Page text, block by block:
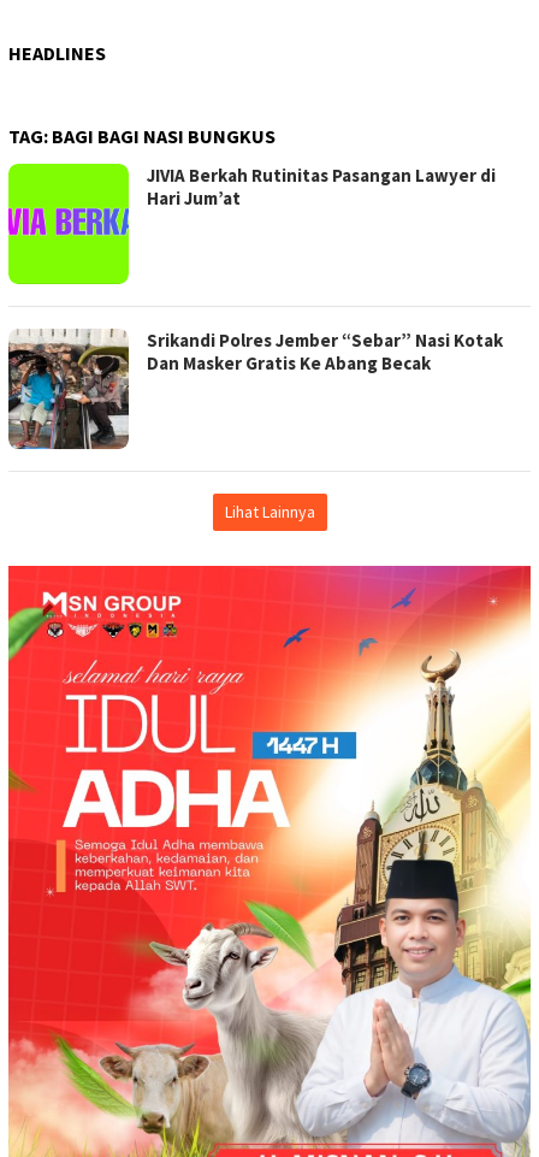
HEADLINES
TAG: BAGI BAGI NASI BUNGKUS
JIVIA Berkah Rutinitas Pasangan Lawyer di
Hari Jum’at
Srikandi Polres Jember “Sebar” Nasi Kotak
Dan Masker Gratis Ke Abang Becak
Lihat Lainnya